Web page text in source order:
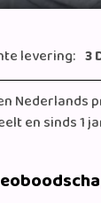
levering: 3
Nederlands
en sinds 1